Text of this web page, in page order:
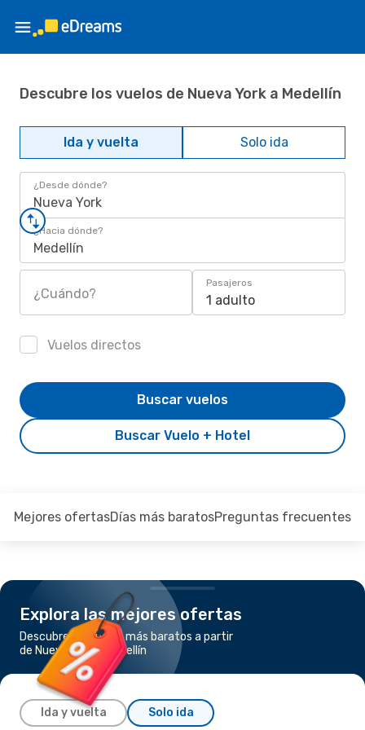
Descubre los vuelos de Nueva York a Medellín
Ida y vuelta Solo ida
¿Desde dónde?
Nueva York
¿Hacia dónde?
Medellín
¿Cuándo?
Pasajeros
1 adulto
Vuelos directos
Buscar Vuelo + Hotel
Buscar vuelos
Mejores ofertasDías más baratosPreguntas frecuentes
Explora las mejores ofertas
Descubre los vuelos más baratos a partir
de Nueva York a Medellín
Ida y vuelta Solo ida